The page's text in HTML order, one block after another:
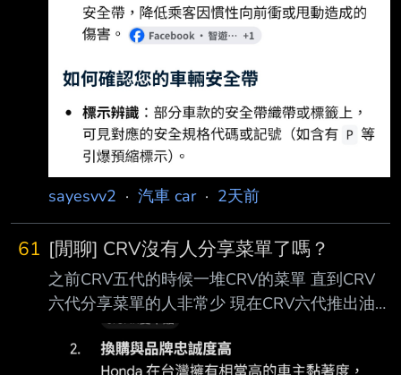
sayesvv2 · 汽車 car· 2天前
61 [閒聊] CRV沒有人分享菜單了嗎？
之前CRV五代的時候一堆CRV的菜單 直到CRV
六代分享菜單的人非常少 現在CRV六代推出油
電版本了 卻沒人分享過菜單 反而RAV4六代一堆
菜單 現在版上沒人買CRV了嗎？ --